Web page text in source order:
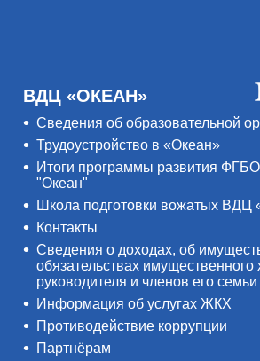
ВДЦ «ОКЕАН»
Сведения об образовательной
Трудоустройство в «Океан»
Итоги программы развития
"Океан"
Школа подготовки вожатых ВДЦ
Контакты
Сведения о доходах, об
обязательствах имущественного
руководителя и членов его семьи
Информация об услугах ЖКХ
Противодействие коррупции
Партнёрам